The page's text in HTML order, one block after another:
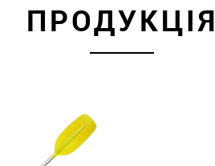
ПРОДУКЦІЯ